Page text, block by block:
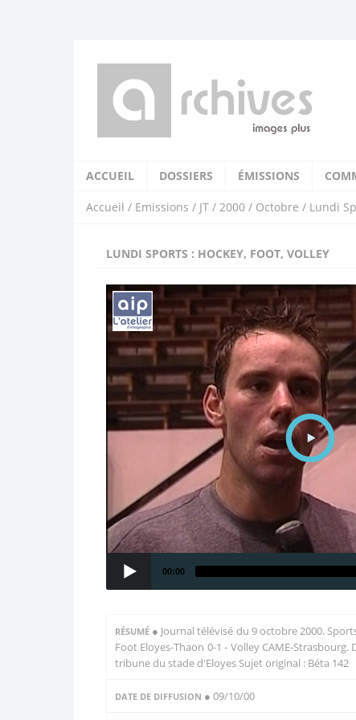
ACCUEIL DOSSIERS ÉMISSIONS
Accueil / Emissions / JT / 2000 / Octobre / Lundi
LUNDI SPORTS : HOCKEY, FOOT, VOLLEY
00:00
RÉSUMÉ ● Journal télévisé du 9 octobre 2000.
Foot Eloyes-Thaon 0-1 - Volley CAME-Strasbourg.
tribune du stade d'Eloyes Sujet original : Béta 142
DATE DE DIFFUSION ● 09/10/00